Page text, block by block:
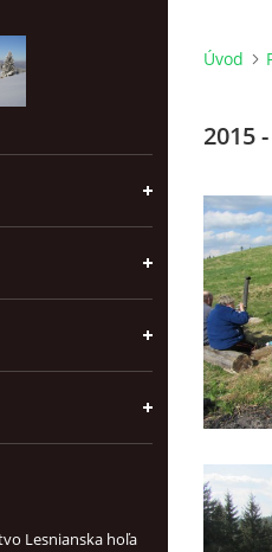
Lesnianska hoľa
Úvod
2015